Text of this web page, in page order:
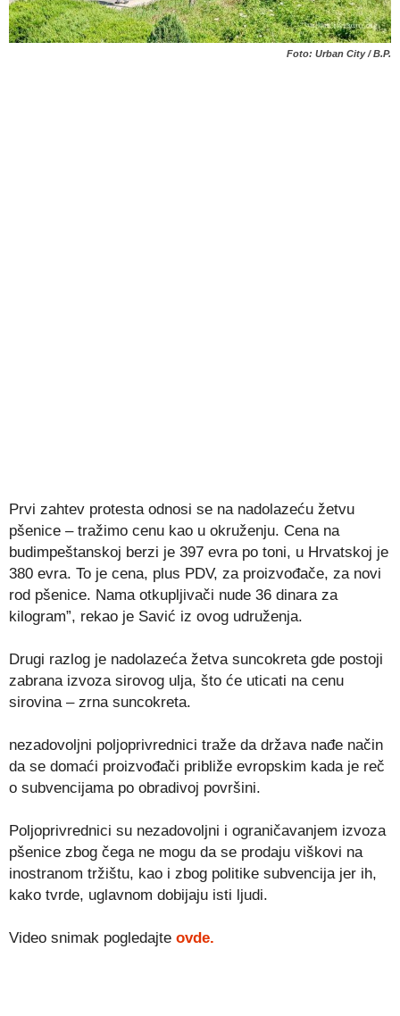
Foto: Urban City / B.P.
Prvi zahtev protesta odnosi se na nadolazeću žetvu
pšenice – tražimo cenu kao u okruženju. Cena na
budimpeštanskoj berzi je 397 evra po toni, u Hrvatskoj je
380 evra. To je cena, plus PDV, za proizvođače, za novi
rod pšenice. Nama otkupljivači nude 36 dinara za
kilogram”, rekao je Savić iz ovog udruženja.
Drugi razlog je nadolazeća žetva suncokreta gde postoji
zabrana izvoza sirovog ulja, što će uticati na cenu
sirovina – zrna suncokreta.
nezadovoljni poljoprivrednici traže da država nađe način
da se domaći proizvođači približe evropskim kada je reč
o subvencijama po obradivoj površini.
Poljoprivrednici su nezadovoljni i ograničavanjem izvoza
pšenice zbog čega ne mogu da se prodaju viškovi na
inostranom tržištu, kao i zbog politike subvencija jer ih,
kako tvrde, uglavnom dobijaju isti ljudi.
Video snimak pogledajte ovde.